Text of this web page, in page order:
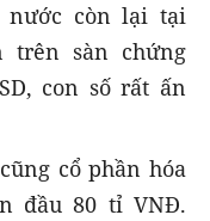
nước còn lại tại
trên sàn chứng
con số rất ấn
cổ phần hóa
đầu 80 tỉ VNĐ.